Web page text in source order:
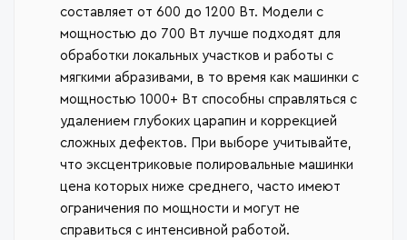
составляет от 600 до 1200 Вт. Модели с
мощностью до 700 Вт лучше подходят для
обработки локальных участков и работы с
мягкими абразивами, в то время как машинки с
мощностью 1000+ Вт способны справляться с
удалением глубоких царапин и коррекцией
сложных дефектов. При выборе учитывайте,
что эксцентриковые полировальные машинки
цена которых ниже среднего, часто имеют
ограничения по мощности и могут не
справиться с интенсивной работой.